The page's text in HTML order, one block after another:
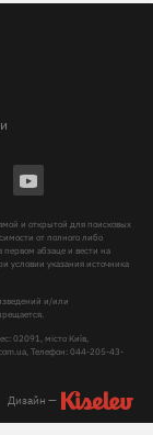
и открытой для поисковых
от полного либо
абзаце и вести на
условии указания источника
и/или
02091, місто Київ,
, Телефон: 044-205-43-
Дизайн —